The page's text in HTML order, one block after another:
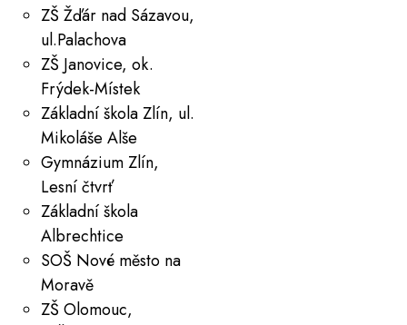
ZŠ Žďár nad Sázavou,
ul.Palachova
ZŠ Janovice, ok.
Frýdek-Místek
Základní škola Zlín, ul.
Mikoláše Alše
Gymnázium Zlín,
Lesní čtvrť
Základní škola
Albrechtice
SOŠ Nové město na
Moravě
ZŠ Olomouc,